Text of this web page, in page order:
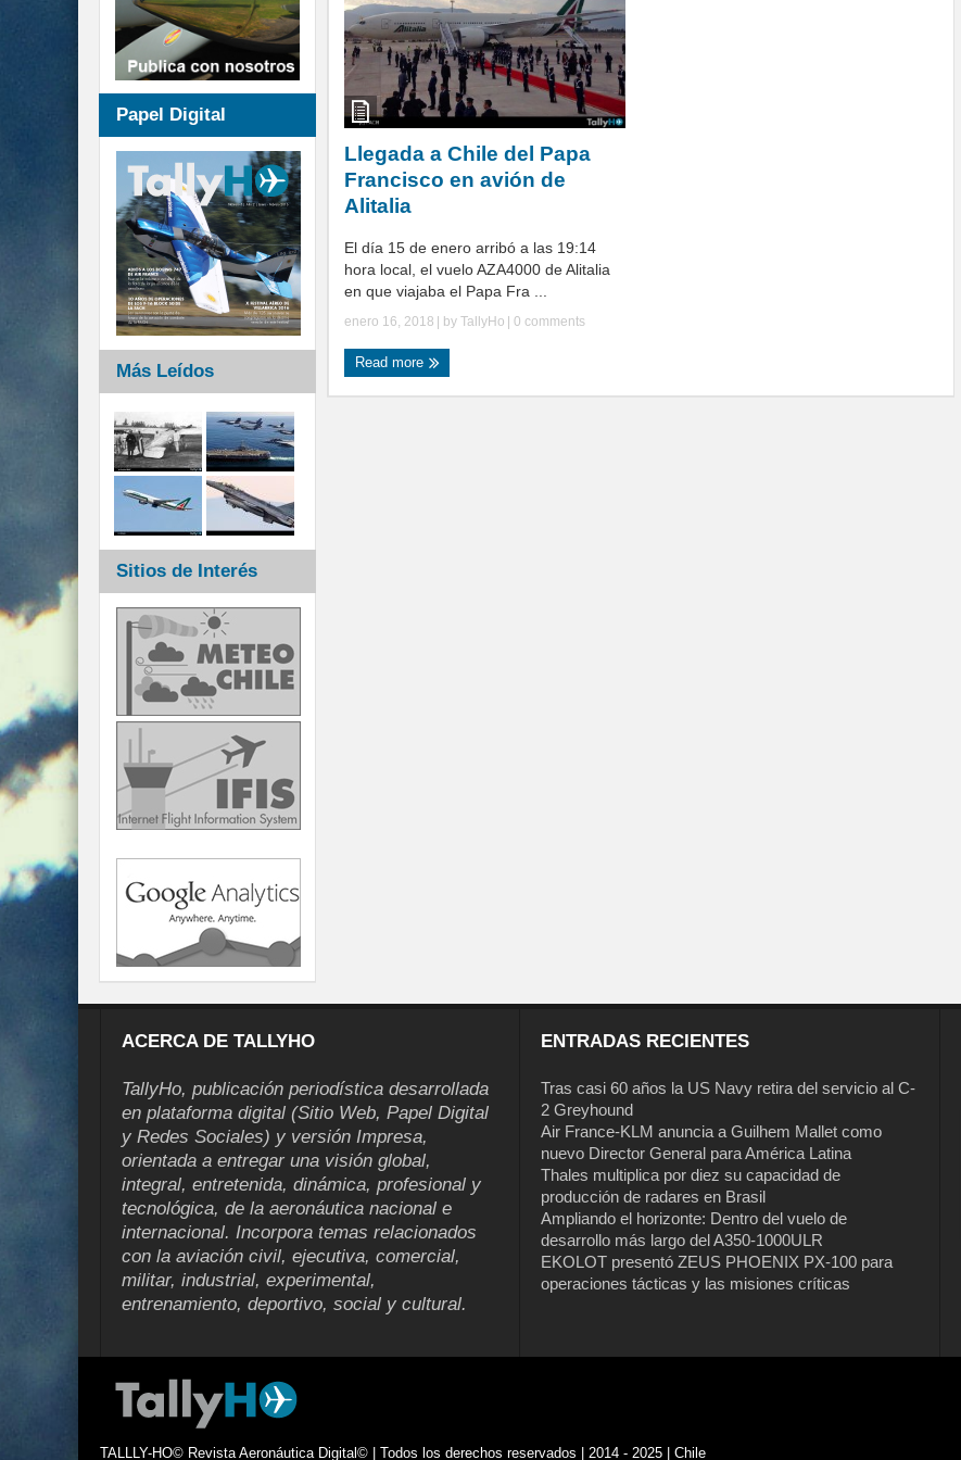
Llegada a Chile del Papa
Francisco en avión de
Alitalia
El día 15 de enero arribó a las 19:14
hora local, el vuelo AZA4000 de Alitalia
en que viajaba el Papa Fra ...
enero 16, 2018 | by TallyHo 0 comments
Read more
Papel Digital
Más Leídos
Sitios de Interés
ACERCA DE TALLYHO
TallyHo, publicación periodística desarrollada
en plataforma digital (Sitio Web, Papel Digital
y Redes Sociales) y versión Impresa,
orientada a entregar una visión global,
integral, entretenida, dinámica, profesional y
tecnológica, de la aeronáutica nacional e
internacional. Incorpora temas relacionados
con la aviación civil, ejecutiva, comercial,
militar, industrial, experimental,
entrenamiento, deportivo, social y cultural.
ENTRADAS RECIENTES
Tras casi 60 años la US Navy retira del servicio al C-
2 Greyhound
Air France-KLM anuncia a Guilhem Mallet como
nuevo Director General para América Latina
Thales multiplica por diez su capacidad de
producción de radares en Brasil
Ampliando el horizonte: Dentro del vuelo de
desarrollo más largo del A350-1000ULR
EKOLOT presentó ZEUS PHOENIX PX-100 para
operaciones tácticas y las misiones críticas
TALLLY-HO© Revista Aeronáutica Digital© | Todos los derechos reservados | 2014 - 2025 | Chile